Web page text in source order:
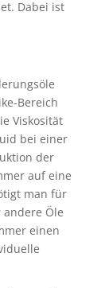
Dabei ist
Bereich
Viskosität
bei einer
der
auf eine
man für
Öle
einen